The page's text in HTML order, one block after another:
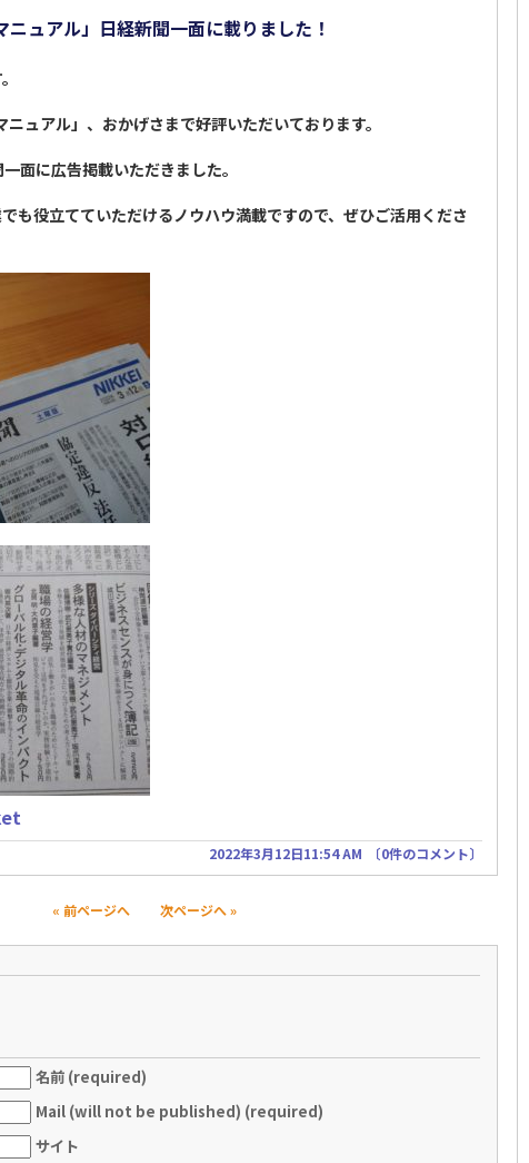
ニュアル」日経新聞一面に載りました！
ュアル」、おかげさまで好評いただいております。
面に広告掲載いただきました。
も役立てていただけるノウハウ満載ですので、ぜひご活用くださ
2022年3月12日11:54 AM 〔0件のコメント〕
« 前ページへ 次ページへ »
名前 (required)
Mail (will not be published) (required)
サイト